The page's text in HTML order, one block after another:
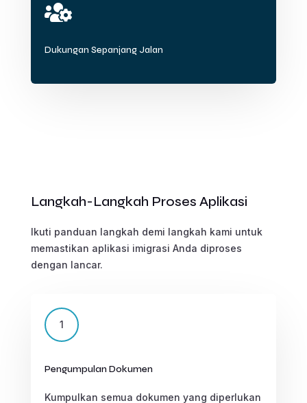

Dukungan Sepanjang Jalan
Langkah-Langkah Proses Aplikasi
Ikuti panduan langkah demi langkah kami untuk
memastikan aplikasi imigrasi Anda diproses
dengan lancar.
1
Pengumpulan Dokumen
Kumpulkan semua dokumen yang diperlukan